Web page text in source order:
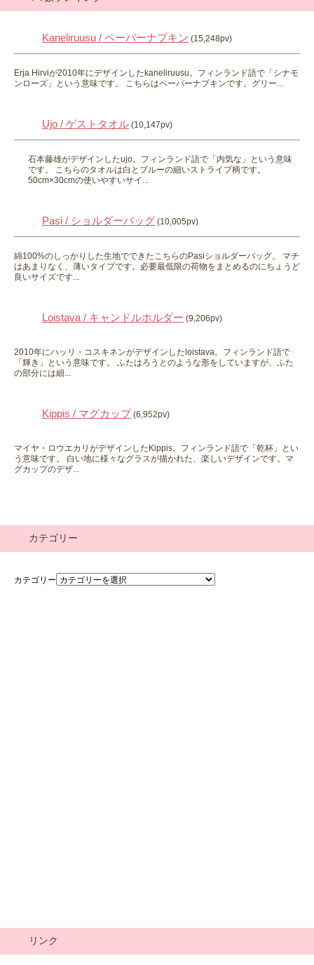
Kaneliruusu / ペーパーナプキン (15,248pv)
Erja Hirviが2010年にデザインしたkaneliruusu。フィンランド語で「シナモ
ンローズ」という意味です。 こちらはペーパーナプキンです。グリー...
Ujo / ゲストタオル (10,147pv)
石本藤雄がデザインしたujo。フィンランド語で「内気な」という意味
です。 こちらのタオルは白とブルーの細いストライプ柄です。
50cm×30cmの使いやすいサイ...
Pasi / ショルダーバッグ (10,005pv)
綿100%のしっかりした生地でできたこちらのPasiショルダーバッグ。 マチ
はあまりなく、薄いタイプです。必要最低限の荷物をまとめるのにちょうど
良いサイズです...
Loistava / キャンドルホルダー (9,206pv)
2010年にハッリ・コスキネンがデザインしたloistava。フィンランド語で
「輝き」という意味です。 ふたはろうとのような形をしていますが、ふた
の部分には細...
Kippis / マグカップ (6,952pv)
マイヤ・ロウエカリがデザインしたKippis。フィンランド語で「乾杯」とい
う意味です。 白い地に様々なグラスが描かれた、楽しいデザインです。マ
グカップのデザ...
カテゴリー
カテゴリー
リンク